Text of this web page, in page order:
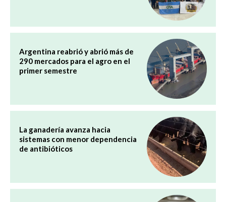
Argentina reabrió y abrió más de
290 mercados para el agro en el
primer semestre
La ganadería avanza hacia
sistemas con menor dependencia
de antibióticos